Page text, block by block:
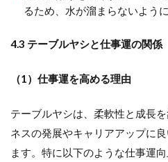
るため、水が溜まらないよう
4.3 テーブルヤシと仕事運の関係
（1）仕事運を高める理由
テーブルヤシは、柔軟性と成長
ネスの発展やキャリアアップに
ます。特に以下のような仕事運